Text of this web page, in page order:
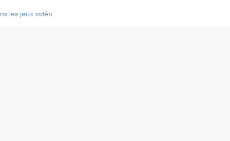
les jeux vidéo